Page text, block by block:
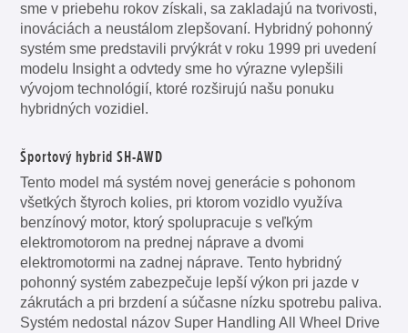
sme v priebehu rokov získali, sa zakladajú na tvorivosti,
inováciách a neustálom zlepšovaní. Hybridný pohonný
systém sme predstavili prvýkrát v roku 1999 pri uvedení
modelu Insight a odvtedy sme ho výrazne vylepšili
vývojom technológií, ktoré rozširujú našu ponuku
hybridných vozidiel.
Športový hybrid SH-AWD
Tento model má systém novej generácie s pohonom
všetkých štyroch kolies, pri ktorom vozidlo využíva
benzínový motor, ktorý spolupracuje s veľkým
elektromotorom na prednej náprave a dvomi
elektromotormi na zadnej náprave. Tento hybridný
pohonný systém zabezpečuje lepší výkon pri jazde v
zákrutách a pri brzdení a súčasne nízku spotrebu paliva.
Systém nedostal názov Super Handling All Wheel Drive